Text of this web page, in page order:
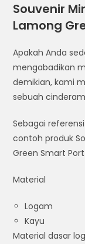
Souvenir
Lamong
Apakah Anda
mengabadikan
demikian, kami
sebuah
Sebagai
contoh produk
Green Smart Port.
Material
Logam
Kayu
Material dasar